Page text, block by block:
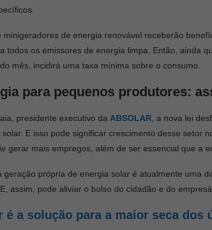
de energia renovável receberão
todos os emissores de energia limpa. Então, ainda
mês, incidirá uma taxa mínima sobre o consumo.
para pequenos produtores:
presidente executivo da ABSOLAR , a nova lei
E isso pode significar crescimento desse setor
gerar mais empregos, além de ser essencial que a
geração própria de energia solar é atualmente uma
. E, assim, pode aliviar o bolso do cidadão e do
é a solução para a maior seca dos